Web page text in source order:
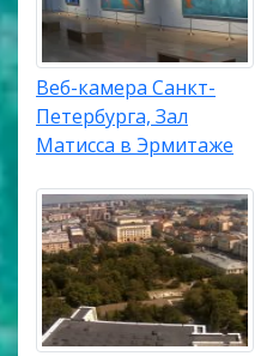
Веб-камера Санкт-
Петербурга, Зал
Матисса в Эрмитаже